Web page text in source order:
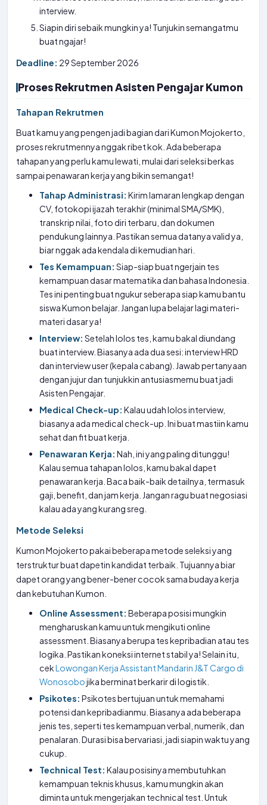
interview.
Siapin diri sebaik mungkin ya! Tunjukin semangatmu
buat ngajar!
Deadline: 29 September 2026
Proses Rekrutmen Asisten Pengajar Kumon
Tahapan Rekrutmen
Buat kamu yang pengen jadi bagian dari Kumon Mojokerto,
proses rekrutmennya nggak ribet kok. Ada beberapa
tahapan yang perlu kamu lewati, mulai dari seleksi berkas
sampai penawaran kerja yang bikin semangat!
Tahap Administrasi: Kirim lamaran lengkap dengan
CV, fotokopi ijazah terakhir (minimal SMA/SMK),
transkrip nilai, foto diri terbaru, dan dokumen
pendukung lainnya. Pastikan semua datanya valid ya,
biar nggak ada kendala di kemudian hari.
Tes Kemampuan: Siap-siap buat ngerjain tes
kemampuan dasar matematika dan bahasa Indonesia.
Tes ini penting buat ngukur seberapa siap kamu bantu
siswa Kumon belajar. Jangan lupa belajar lagi materi-
materi dasar ya!
Interview: Setelah lolos tes, kamu bakal diundang
buat interview. Biasanya ada dua sesi: interview HRD
dan interview user (kepala cabang). Jawab pertanyaan
dengan jujur dan tunjukkin antusiasmemu buat jadi
Asisten Pengajar.
Medical Check-up: Kalau udah lolos interview,
biasanya ada medical check-up. Ini buat mastiin kamu
sehat dan fit buat kerja.
Penawaran Kerja: Nah, ini yang paling ditunggu!
Kalau semua tahapan lolos, kamu bakal dapet
penawaran kerja. Baca baik-baik detailnya, termasuk
gaji, benefit, dan jam kerja. Jangan ragu buat negosiasi
kalau ada yang kurang sreg.
Metode Seleksi
Kumon Mojokerto pakai beberapa metode seleksi yang
terstruktur buat dapetin kandidat terbaik. Tujuannya biar
dapet orang yang bener-bener cocok sama budaya kerja
dan kebutuhan Kumon.
Online Assessment: Beberapa posisi mungkin
mengharuskan kamu untuk mengikuti online
assessment. Biasanya berupa tes kepribadian atau tes
logika. Pastikan koneksi internet stabil ya! Selain itu,
cekLowongan Kerja Assistant Mandarin J&T Cargo di
Wonosobojika berminat berkarir di logistik.
Psikotes: Psikotes bertujuan untuk memahami
potensi dan kepribadianmu. Biasanya ada beberapa
jenis tes, seperti tes kemampuan verbal, numerik, dan
penalaran. Durasi bisa bervariasi, jadi siapin waktu yang
cukup.
Technical Test: Kalau posisinya membutuhkan
kemampuan teknis khusus, kamu mungkin akan
diminta untuk mengerjakan technical test. Untuk